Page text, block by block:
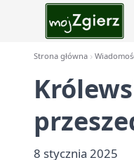
Strona główna
8 stycznia 2025